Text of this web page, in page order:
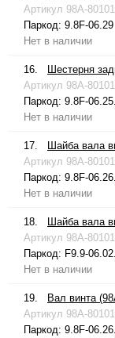
Артикул 98A-
Паркод: 9.8F-06.29
Нет в наличии
16.
Шестерня
Артикул 98A-
Паркод: 9.8F-
Нет в наличии
17.
Шайба вала
Артикул 98A-
Паркод: 9.8F-
Нет в наличии
18.
Шайба вала
Артикул 98A-
Паркод: F9.9-
Нет в наличии
19.
Вал винта
Артикул 98A-
Паркод: 9.8F-